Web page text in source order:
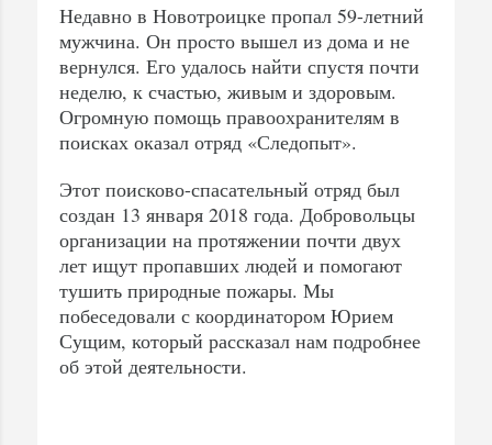
Недавно в Новотроицке пропал 59-летний
мужчина. Он просто вышел из дома и не
вернулся. Его удалось найти спустя почти
неделю, к счастью, живым и здоровым.
Огромную помощь правоохранителям в
поисках оказал отряд «Следопыт».
Этот поисково-спасательный отряд был
создан 13 января 2018 года. Добровольцы
организации на протяжении почти двух
лет ищут пропавших людей и помогают
тушить природные пожары. Мы
побеседовали с координатором Юрием
Сущим, который рассказал нам подробнее
об этой деятельности.